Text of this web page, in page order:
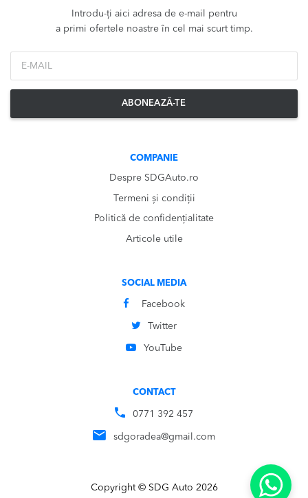
Introdu-ți aici adresa de e-mail pentru
a primi ofertele noastre în cel mai scurt timp.
ABONEAZĂ-TE
COMPANIE
Despre SDGAuto.ro
Termeni și condiții
Politică de confidențialitate
Articole utile
SOCIAL MEDIA
Facebook
Twitter
YouTube
CONTACT
0771 392 457
sdgoradea@gmail.com
Copyright © SDG Auto 2026